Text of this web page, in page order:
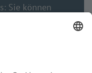
Sie können
richtet sich